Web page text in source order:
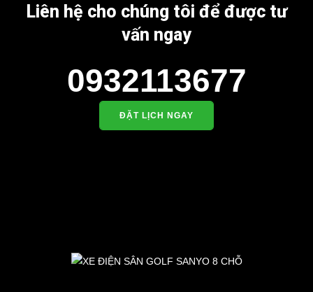
Liên hệ cho chúng tôi để được tư
vấn ngay
0932113677
ĐẶT LỊCH NGAY